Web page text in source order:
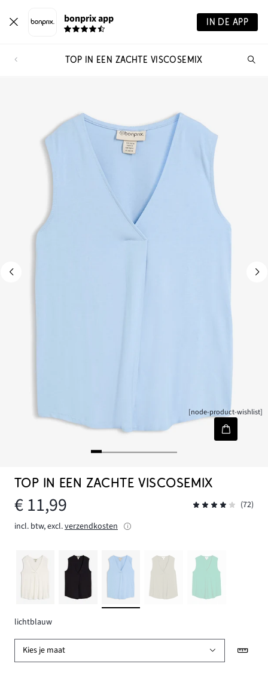
bonprix app IN DE APP
TOP IN EEN ZACHTE VISCOSEMIX
[node-product-wishlist]
TOP IN EEN ZACHTE VISCOSEMIX
€ 11,99
(72)
incl. btw, excl.verzendkosten
lichtblauw
Kies je maat